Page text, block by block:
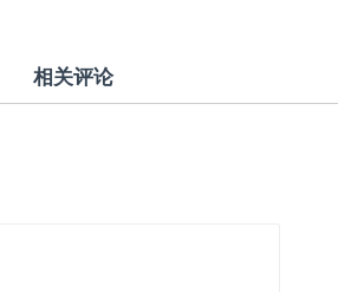
相关评论